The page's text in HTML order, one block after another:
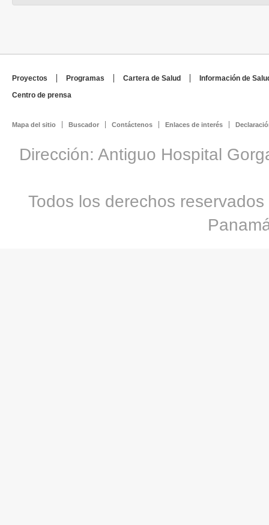
Proyectos Programas Cartera de Salud
Información de
Centro de prensa
Mapa del sitio Buscador Contáctenos Enlaces de interés
Dirección: Antiguo Hospital
Todos los derechos